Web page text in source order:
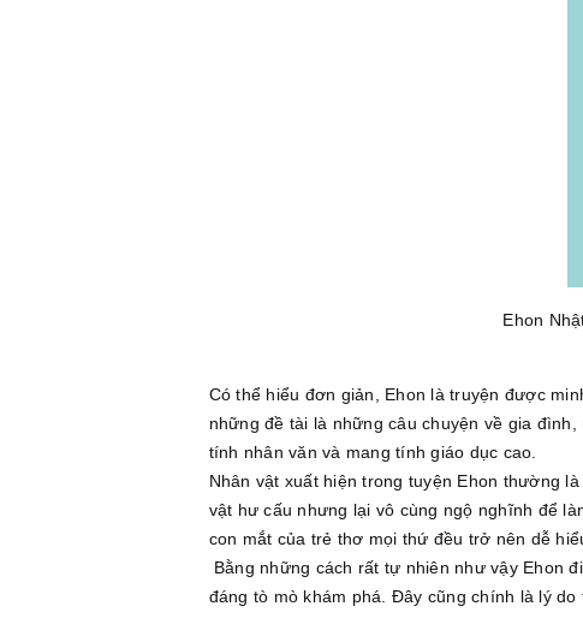
Ehon
Có thể hiểu đơn giản, Ehon là truyện được
những đề tài là những câu chuyện về gia
tính nhân văn và mang tính giáo dục cao.
Nhân vật xuất hiện trong tuyện Ehon thường
vật hư cấu nhưng lại vô cùng ngộ nghĩnh để
con mắt của trẻ thơ mọi thứ đều trở nên dễ
Bằng những cách rất tự nhiên như vậy Ehon
đáng tò mò khám phá. Đây cũng chính là lý